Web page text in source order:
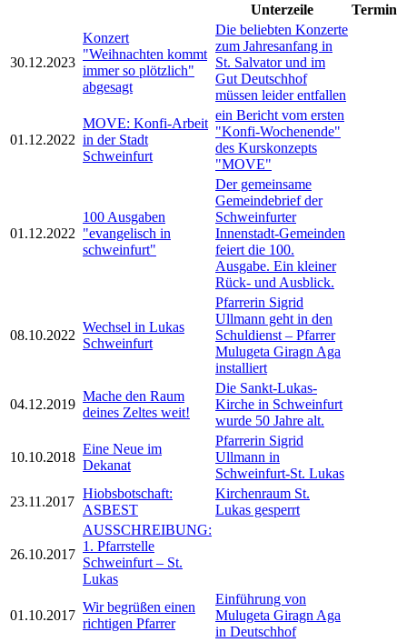
Unterzeile Termin
30.12.2023
Konzert
"Weihnachten kommt
immer so plötzlich"
abgesagt
Die beliebten Konzerte
zum Jahresanfang in
St. Salvator und im
Gut Deutschhof
müssen leider entfallen
01.12.2022
MOVE: Konfi-Arbeit
in der Stadt
Schweinfurt
ein Bericht vom ersten
"Konfi-Wochenende"
des Kurskonzepts
"MOVE"
01.12.2022
100 Ausgaben
"evangelisch in
schweinfurt"
Der gemeinsame
Gemeindebrief der
Schweinfurter
Innenstadt-Gemeinden
feiert die 100.
Ausgabe. Ein kleiner
Rück- und Ausblick.
08.10.2022
Wechsel in Lukas
Schweinfurt
Pfarrerin Sigrid
Ullmann geht in den
Schuldienst – Pfarrer
Mulugeta Giragn Aga
installiert
04.12.2019
Mache den Raum
deines Zeltes weit!
Die Sankt-Lukas-
Kirche in Schweinfurt
wurde 50 Jahre alt.
10.10.2018
Eine Neue im
Dekanat
Pfarrerin Sigrid
Ullmann in
Schweinfurt-St. Lukas
23.11.2017
Hiobsbotschaft:
ASBEST
Kirchenraum St.
Lukas gesperrt
26.10.2017
AUSSCHREIBUNG:
1. Pfarrstelle
Schweinfurt­ – St.
Lukas
01.10.2017
Wir begrüßen einen
richtigen Pfarrer
Einführung von
Mulugeta Giragn Aga
in Deutschhof